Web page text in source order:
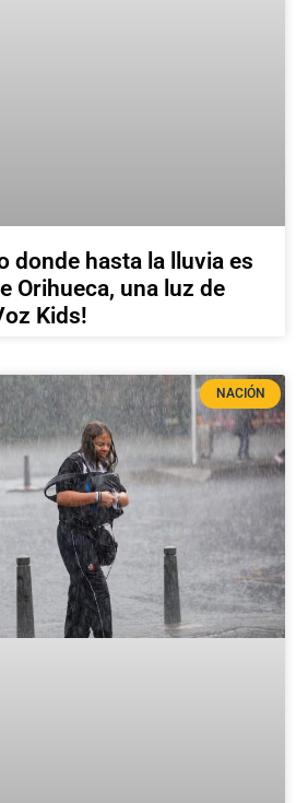
donde hasta la lluvia es
Orihueca, una luz de
Kids!
NACIÓN